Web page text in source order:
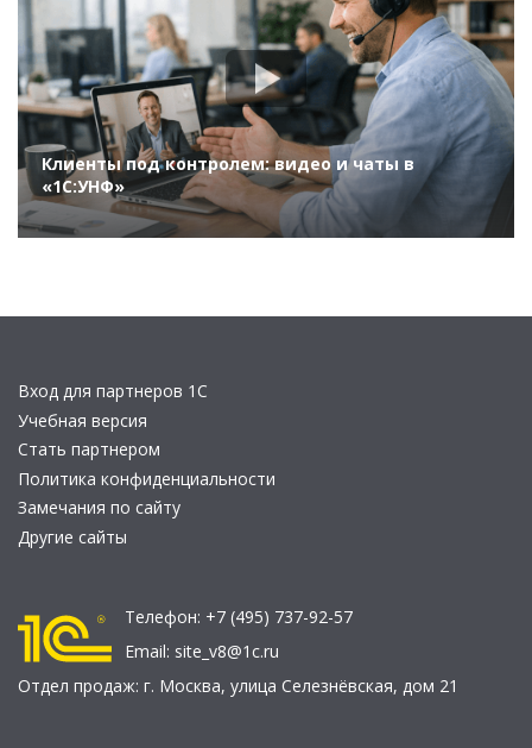
Клиенты под контролем: видео и чаты в
«1С:УНФ»
Вход для партнеров 1С
Учебная версия
Стать партнером
Политика конфиденциальности
Замечания по сайту
Другие сайты
Телефон: +7 (495) 737-92-57
Email: site_v8@1c.ru
Отдел продаж: г. Москва, улица Селезнёвская, дом 21